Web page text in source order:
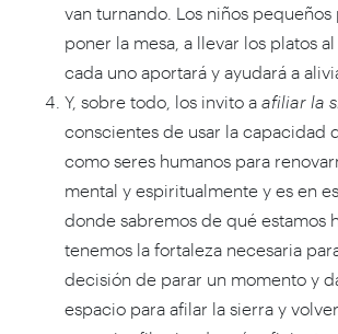
van turnando. Los niños
poner la mesa, a llevar los platos
cada uno aportará y ayudará a
Y, sobre todo, los invito aafiliar la
conscientes de usar la capacidad
como seres humanos para
mental y espiritualmente y es en
donde sabremos de qué estamos
tenemos la fortaleza necesaria
decisión de parar un momento y
espacio para afilar la sierra y